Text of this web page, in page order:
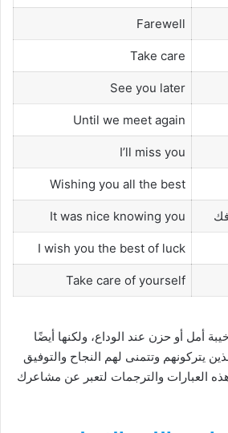
Farewell
Take care
See you later
Until we meet again
I’ll miss you
Wishing you all the best
It was nice knowing you
I wish you the best of luck
Take care of yourself
أمل أو حزن عند الوداع، ولكنها أيضًا
يتركونهم وتتمنى لهم النجاح والتوفيق
العبارات والترجمات لتعبر عن مشاعرك